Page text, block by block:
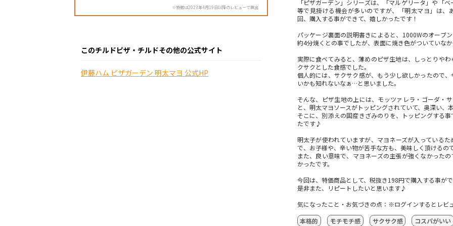
「ピザガーデン」シリーズは、「マルゲリータ」や「
等で見掛ける機会が多いのですが、「明太マヨ」は、
回、購入する事ができて、嬉しかったです！
パッケージ裏面の説明書きによると、1000Wのオーブ
約4分焼くとの事でしたが、表面に焼き色がついていな
実際に食べてみると、薄めのピザ生地は、しっとりや
クサクとした食感でした。
個人的には、サクサク感が、もう少し欲しかったので
いかも知れないなぁ…と思いました。
そんな、ピザ生地の上には、モッツァレラ・ゴーダ・
と、明太マヨソースがトッピングされていて、奥深い、
そこに、別添えの国産きざみのりを、トッピングする
たです♪
明太子が使われていますが、マヨネーズが入っている
で、お子様や、辛い物が苦手な方も、美味しく頂けるの
また、良い意味で、マヨネーズの主張が強くなかった
かったです。
今回は、特価商品として、税抜き198円で購入する事が
是非また、リピートしたいと思います♪
気になったこと・お気づきの点：※ログインするとレビ
本格的
モチモチ感 サクサク感 コスパがいい
※特徴は2023年4月19日以降のレビューで算出
このチルドピザ・チルドその他の公式サイト
伊藤ハム ピザガーデン 明太マヨ 公式HP